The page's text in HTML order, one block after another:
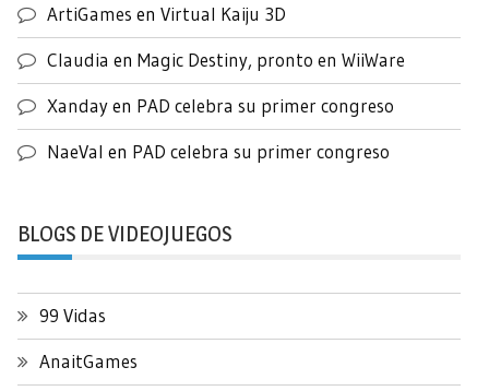
ArtiGames en Virtual Kaiju 3D
Claudia en Magic Destiny, pronto en WiiWare
Xandayen PAD celebra su primer congreso
NaeVal en PAD celebra su primer congreso
BLOGS DE VIDEOJUEGOS
99 Vidas
AnaitGames